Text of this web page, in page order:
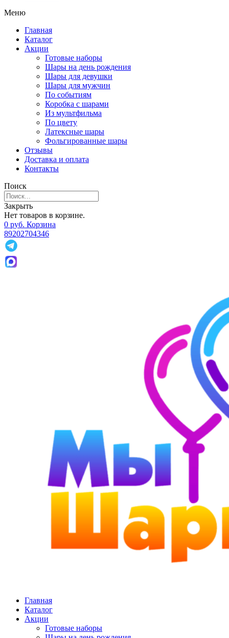
Меню
Главная
Каталог
Акции
Готовые наборы
Шары на день рождения
Шары для девушки
Шары для мужчин
По событиям
Коробка с шарами
Из мультфильма
По цвету
Латексные шары
Фольгированные шары
Отзывы
Доставка и оплата
Контакты
Поиск
Закрыть
Нет товаров в корзине.
0 руб. Корзина
89202704346
Главная
Каталог
Акции
Готовые наборы